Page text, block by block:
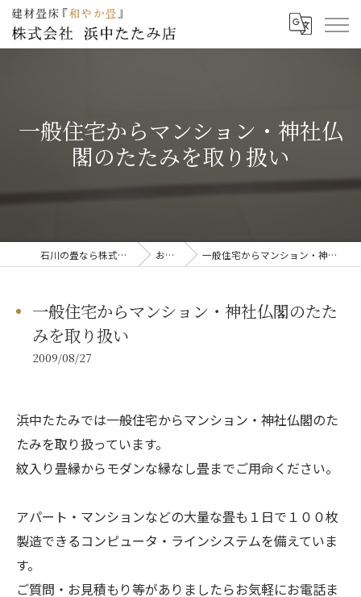
一般住宅からマンション・神社仏
閣のたたみを取り扱い
石川の畳なら株式会社浜中たたみ店 お知らせ 一般住宅からマンション・神社仏閣のたたみを取り扱い
一般住宅からマンション・神社仏閣のたた
みを取り扱い
2009/08/27
浜中たたみでは一般住宅からマンション・神社仏閣のた
たみを取り扱っています。
紋入り畳縁からモダンな縁なし畳までご用命ください。
アパート・マンションなどの大量な畳も１日で１００枚
製造できるコンピュータ・ラインシステムを備えていま
す。
ご質問・お見積もり等がありましたらお気軽にお電話ま